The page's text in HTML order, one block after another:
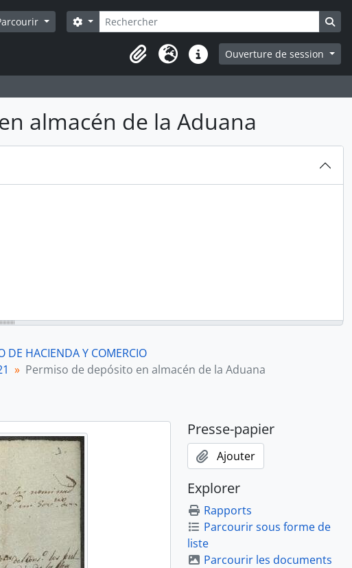
Rechercher
Search options
Presse-papier
LangueLiens rapidesOuverture de session
almacén de la Aduana
DE HACIENDA Y COMERCIO
Permiso de depósito en almacén de la Aduana
Presse-papier
Ajouter
Explorer
Rapports
Parcourir sous forme de
liste
Parcourir les documents